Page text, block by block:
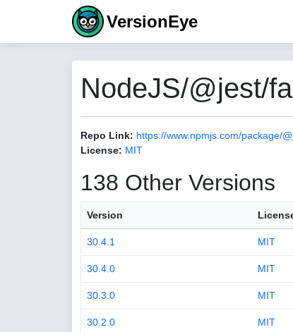
VersionEye
NodeJS/@jest/
Repo Link: https://www.npmjs.com/package/
License: MIT
138 Other Versions
Version
30.4.1 MIT
30.4.0 MIT
30.3.0 MIT
30.2.0 MIT